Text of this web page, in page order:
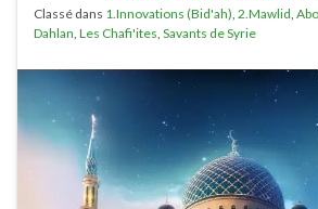
Classé dans 1.Innovations (Bid'ah) 2.Mawlid
Dahlan Les Chafi'ites Savants de Syrie